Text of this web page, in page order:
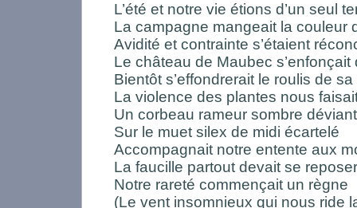
L’été et notre vie étions d’un seul
La campagne mangeait la couleur
Avidité et contrainte s’étaient
Le château de Maubec s’enfonçait
Bientôt s’effondrerait le roulis de sa
La violence des plantes nous
Un corbeau rameur sombre
Sur le muet silex de midi écartelé
Accompagnait notre entente aux
La faucille partout devait se reposer
Notre rareté commençait un règne
(Le vent insomnieux qui nous ride